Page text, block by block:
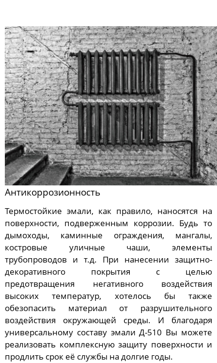
Антикоррозионность
Термостойкие эмали, как правило, наносятся на
поверхности, подверженным коррозии. Будь то
дымоходы, каминные ограждения, мангалы,
костровые уличные чаши, элементы
трубопроводов и т.д. При нанесении защитно-
декоративного покрытия с целью
предотвращения негативного воздействия
высоких температур, хотелось бы также
обезопасить материал от разрушительного
воздействия окружающей среды. И благодаря
универсальному составу эмали Д-510 Вы можете
реализовать комплексную защиту поверхности и
продлить срок её службы на долгие годы.